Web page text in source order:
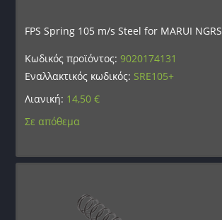
FPS Spring 105 m/s Steel for MARUI NGRS
Κωδικός προϊόντος:9020174131
Εναλλακτικός κωδικός: SRE105+
Λιανική: 14,50€
Σε απόθεμα